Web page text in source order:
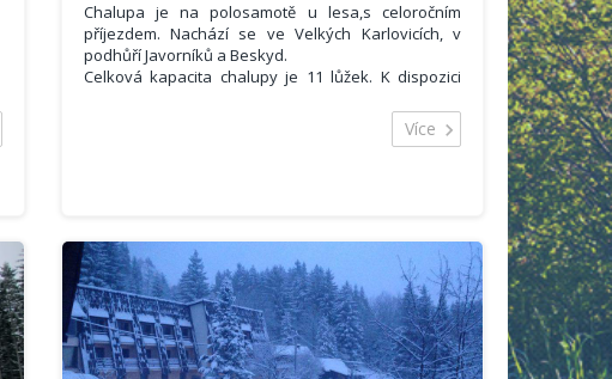
Chalupa je na polosamotě u lesa,s celoročním
příjezdem. Nachází se ve Velkých Karlovicích, v
podhůří Javorníků a Beskyd.
Celková kapacita chalupy je 11 lůžek. K dispozici
koutem a WC. V obývacím pokoji je krb, rádio s CD,
altán s krbem, gril na dřevěné uhlí,stolní
tenis,trampolínu a elektronické šipky. WiFi zdarma.
Sportovní možnosti:
Na své si příjdou zejména milovníci zimních sportů.
V okruhu 1km se nachází řada lyžařských vleků pro
zdatné i méně zdatné lyžaře. Nejdelší vlek Velkých
Více